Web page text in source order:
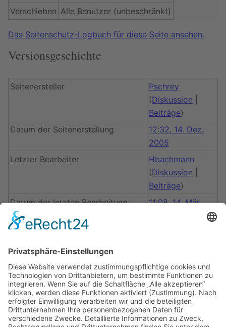
Verschieben Alle Benutzer (unbeschränkt)
Das Seitenschutz-Logbuch für diese Seite ansehen.
Versionsgeschichte
Seitenersteller
Pschrey
(Diskussion
Beiträge)
Datum der Seitenerstellung
12:32, 14. Dez.
2005
Letzter Bearbeiter
Hbachmann
(Diskussion
Beiträge)
Datum der letzten Bearbeitung
11:08, 14. Mär.
Gesamtzahl der Bearbeitungen
Gesamtzahl unterschiedlicher
Autoren
Anzahl der kürzlich erfolgten
Bearbeitungen (in den letzten 90
Tagen)
0
Anzahl unterschiedlicher Autoren 0